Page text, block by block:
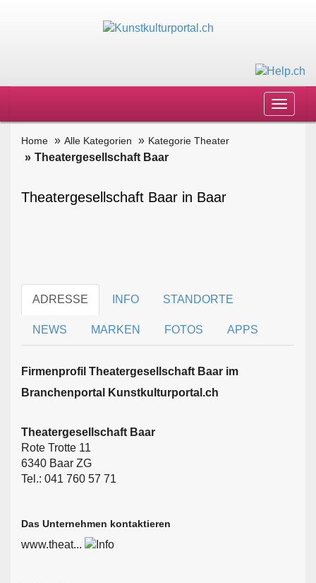
Toggle
Home Alle Kategorien Kategorie Theater
Theatergesellschaft Baar
Theatergesellschaft Baar in Baar
ADRESSE INFO STANDORTE
NEWS MARKEN FOTOS APPS
Firmen­profil Theatergesellschaft Baar im
Branchen­portal Kunstkulturportal.ch
Theatergesellschaft Baar
Rote Trotte 11
6340 Baar ZG
Tel.: 041 760 57 71
Das Unternehmen kontaktieren
www.theat...